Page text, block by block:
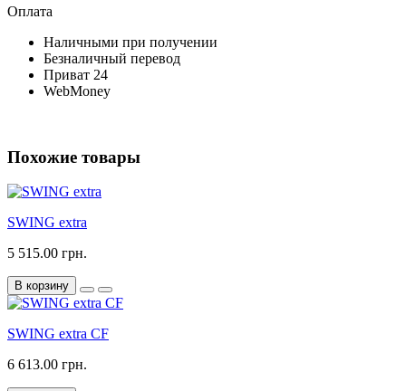
Оплата
Наличными при получении
Безналичный перевод
Приват 24
WebMoney
Похожие товары
SWING extra
5 515.00 грн.
В корзину
SWING extra CF
6 613.00 грн.